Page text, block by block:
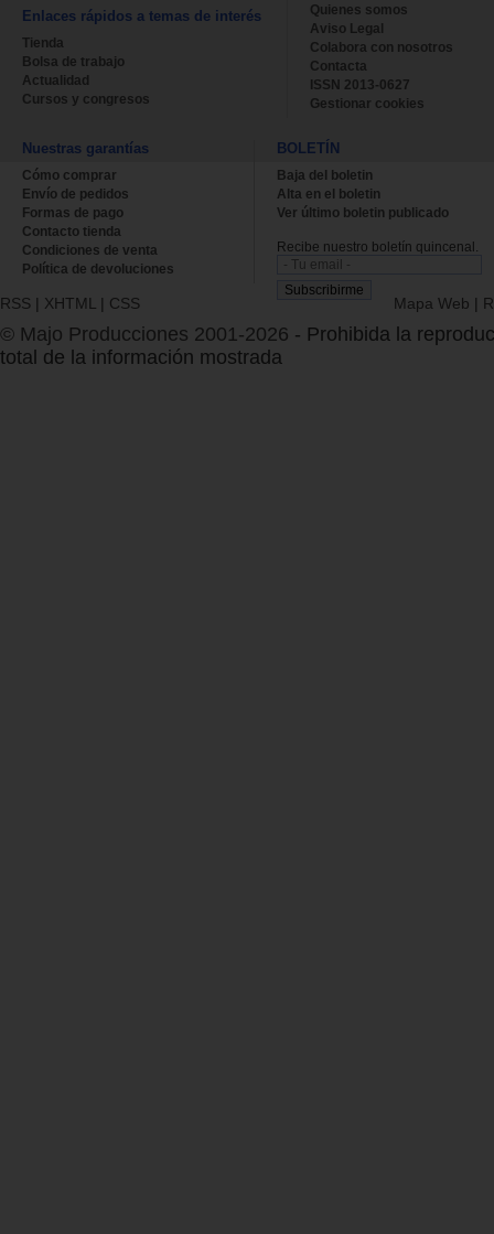
Enlaces rápidos a temas de interés
Tienda
Bolsa de trabajo
Actualidad
Cursos y congresos
Quienes somos
Aviso Legal
Colabora con nosotros
Contacta
ISSN 2013-0627
Gestionar cookies
Nuestras garantías
Cómo comprar
Envío de pedidos
Formas de pago
Contacto tienda
Condiciones de venta
Política de devoluciones
BOLETÍN
Baja del boletin
Alta en el boletin
Ver último boletin publicado
Recibe nuestro boletín quincenal.
RSS | XHTML | CSS Mapa Web |
© Majo Producciones 2001-2026 - Prohibida la
total de la información mostrada